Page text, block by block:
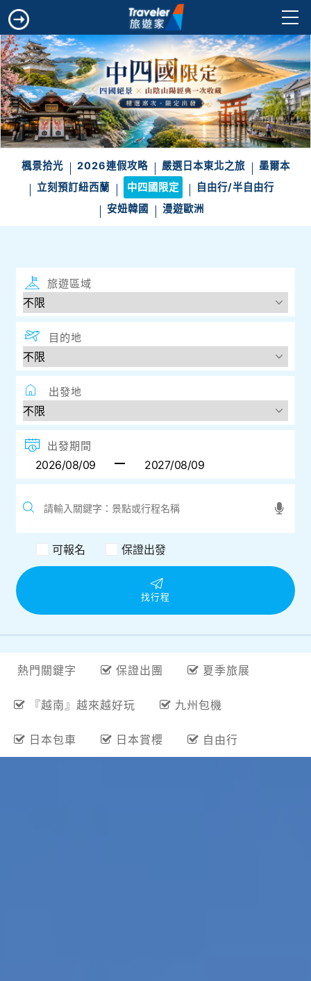
楓景拾光 2026連假攻略 嚴選日本東北之旅
墨爾本
立刻預訂紐西蘭
中四國限定
自由行/半自由行
安妞韓國
漫遊歐洲
旅遊區域
目的地
出發地
出發期間
可報名 保證出發
找行程
熱門關鍵字 保證出團 夏季旅展
『越南』越來越好玩 九州包機
日本包車 日本賞櫻 自由行